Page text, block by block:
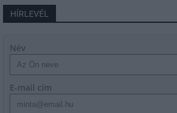
HÍRLEVÉL
Név
E-mail cím